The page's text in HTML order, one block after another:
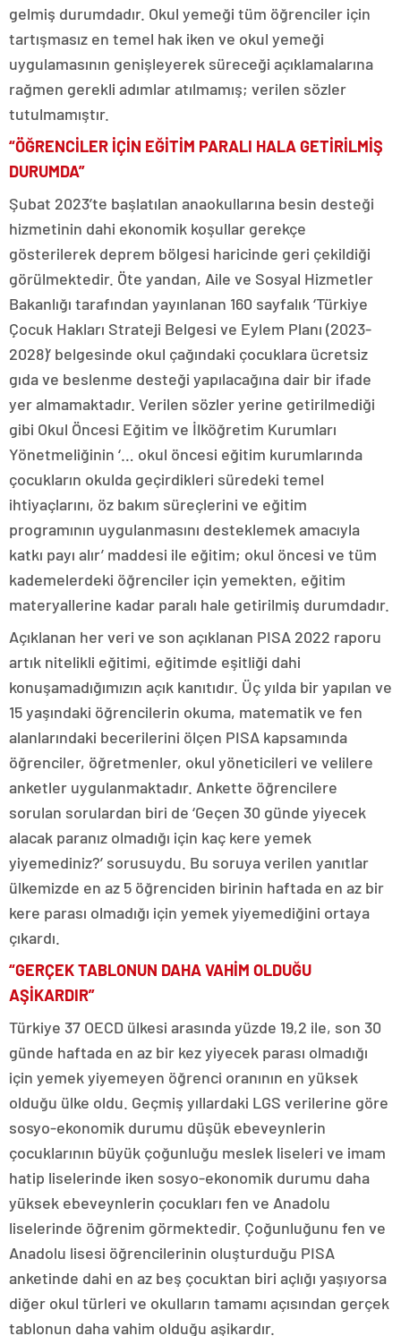
gelmiş durumdadır. Okul yemeği tüm öğrenciler için
tartışmasız en temel hak iken ve okul yemeği
uygulamasının genişleyerek süreceği açıklamalarına
rağmen gerekli adımlar atılmamış; verilen sözler
tutulmamıştır.
“ÖĞRENCİLER İÇİN EĞİTİM PARALI HALA GETİRİLMİŞ
DURUMDA”
Şubat 2023’te başlatılan anaokullarına besin desteği
hizmetinin dahi ekonomik koşullar gerekçe
gösterilerek deprem bölgesi haricinde geri çekildiği
görülmektedir. Öte yandan, Aile ve Sosyal Hizmetler
Bakanlığı tarafından yayınlanan 160 sayfalık ‘Türkiye
Çocuk Hakları Strateji Belgesi ve Eylem Planı (2023-
2028)’ belgesinde okul çağındaki çocuklara ücretsiz
gıda ve beslenme desteği yapılacağına dair bir ifade
yer almamaktadır. Verilen sözler yerine getirilmediği
gibi Okul Öncesi Eğitim ve İlköğretim Kurumları
Yönetmeliğinin ‘… okul öncesi eğitim kurumlarında
çocukların okulda geçirdikleri süredeki temel
ihtiyaçlarını, öz bakım süreçlerini ve eğitim
programının uygulanmasını desteklemek amacıyla
katkı payı alır’ maddesi ile eğitim; okul öncesi ve tüm
kademelerdeki öğrenciler için yemekten, eğitim
materyallerine kadar paralı hale getirilmiş durumdadır.
Açıklanan her veri ve son açıklanan PISA 2022 raporu
artık nitelikli eğitimi, eğitimde eşitliği dahi
konuşamadığımızın açık kanıtıdır. Üç yılda bir yapılan ve
15 yaşındaki öğrencilerin okuma, matematik ve fen
alanlarındaki becerilerini ölçen PISA kapsamında
öğrenciler, öğretmenler, okul yöneticileri ve velilere
anketler uygulanmaktadır. Ankette öğrencilere
sorulan sorulardan biri de ‘Geçen 30 günde yiyecek
alacak paranız olmadığı için kaç kere yemek
yiyemediniz?’ sorusuydu. Bu soruya verilen yanıtlar
ülkemizde en az 5 öğrenciden birinin haftada en az bir
kere parası olmadığı için yemek yiyemediğini ortaya
çıkardı.
“GERÇEK TABLONUN DAHA VAHİM OLDUĞU
AŞİKARDIR”
Türkiye 37 OECD ülkesi arasında yüzde 19,2 ile, son 30
günde haftada en az bir kez yiyecek parası olmadığı
için yemek yiyemeyen öğrenci oranının en yüksek
olduğu ülke oldu. Geçmiş yıllardaki LGS verilerine göre
sosyo-ekonomik durumu düşük ebeveynlerin
çocuklarının büyük çoğunluğu meslek liseleri ve imam
hatip liselerinde iken sosyo-ekonomik durumu daha
yüksek ebeveynlerin çocukları fen ve Anadolu
liselerinde öğrenim görmektedir. Çoğunluğunu fen ve
Anadolu lisesi öğrencilerinin oluşturduğu PISA
anketinde dahi en az beş çocuktan biri açlığı yaşıyorsa
diğer okul türleri ve okulların tamamı açısından gerçek
tablonun daha vahim olduğu aşikardır.